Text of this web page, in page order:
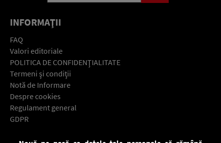
INFORMAŢII
FAQ
Valori editoriale
POLITICA DE CONFIDENŢIALITATE
Termeni şi condiţii
Notă de Informare
Despre cookies
Regulament general
GDPR